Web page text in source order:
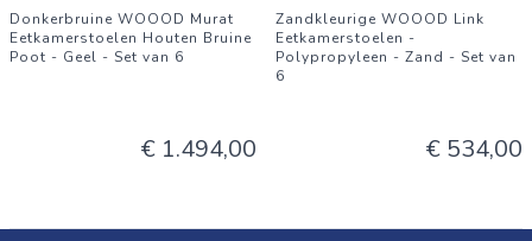
Donkerbruine WOOOD Murat
Eetkamerstoelen Houten Bruine
Poot - Geel - Set van 6
€ 1.494,00
Zandkleurige WOOOD Link
Eetkamerstoelen -
Polypropyleen - Zand - Set van
6
€ 534,00